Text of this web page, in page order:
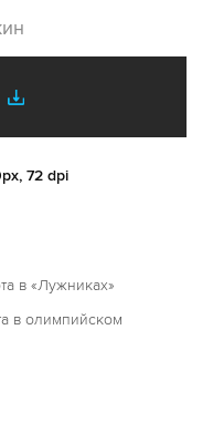
72 dpi
в «Лужниках»
в олимпийском